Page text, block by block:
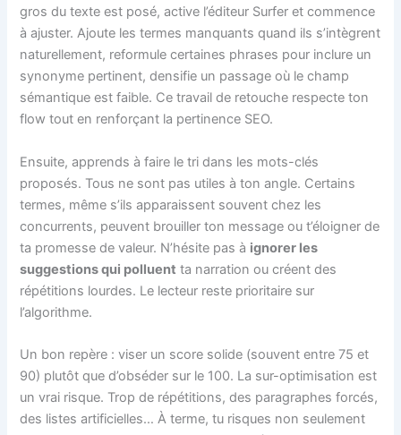
gros du texte est posé, active l’éditeur Surfer et commence
à ajuster. Ajoute les termes manquants quand ils s’intègrent
naturellement, reformule certaines phrases pour inclure un
synonyme pertinent, densifie un passage où le champ
sémantique est faible. Ce travail de retouche respecte ton
flow tout en renforçant la pertinence SEO.
Ensuite, apprends à faire le tri dans les mots-clés
proposés. Tous ne sont pas utiles à ton angle. Certains
termes, même s’ils apparaissent souvent chez les
concurrents, peuvent brouiller ton message ou t’éloigner de
ta promesse de valeur. N’hésite pas à ignorer les
suggestions qui polluent ta narration ou créent des
répétitions lourdes. Le lecteur reste prioritaire sur
l’algorithme.
Un bon repère : viser un score solide (souvent entre 75 et
90) plutôt que d’obséder sur le 100. La sur-optimisation est
un vrai risque. Trop de répétitions, des paragraphes forcés,
des listes artificielles… À terme, tu risques non seulement